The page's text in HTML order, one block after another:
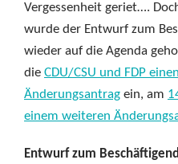
Vergessenheit geriet….
wurde der Entwurf zum
wieder auf die Agenda
die CDU/CSU und FDP
Änderungsantrag ein, am
einem weiteren
Entwurf zum